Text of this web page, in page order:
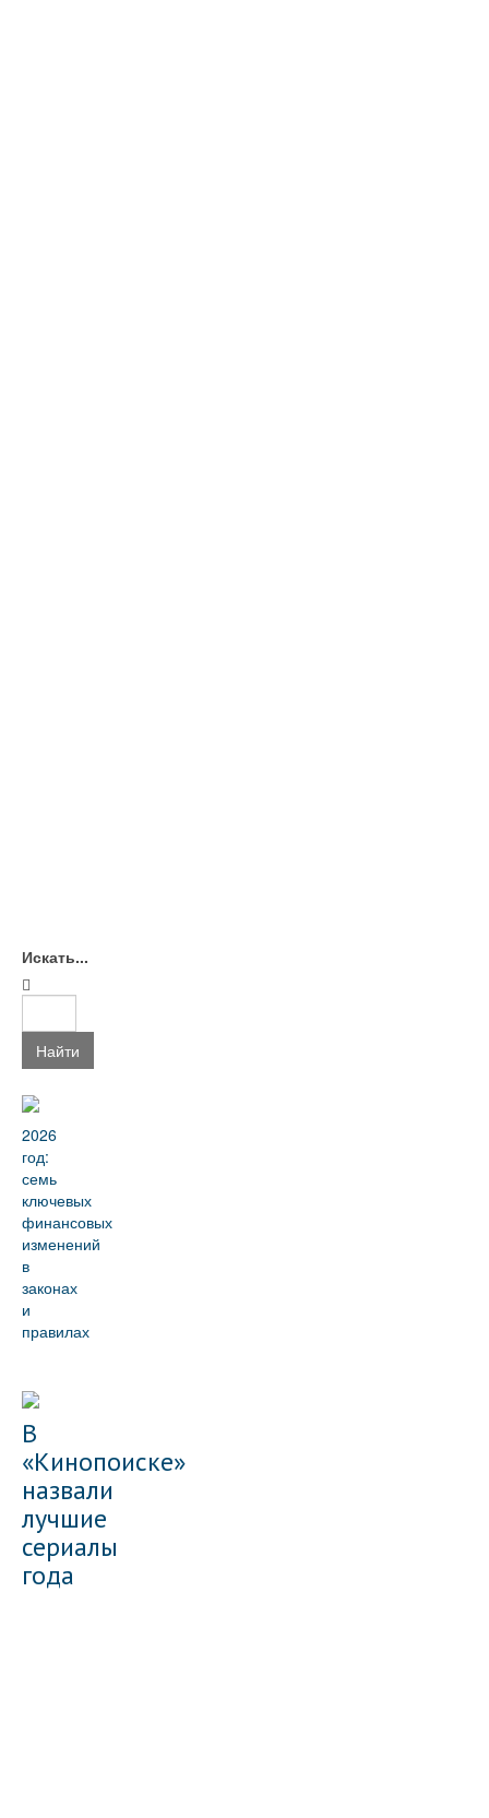
Искать...
Найти
2026
год:
семь
ключевых
финансовых
изменений
в
законах
и
правилах
В
«Кинопоиске»
назвали
лучшие
сериалы
года